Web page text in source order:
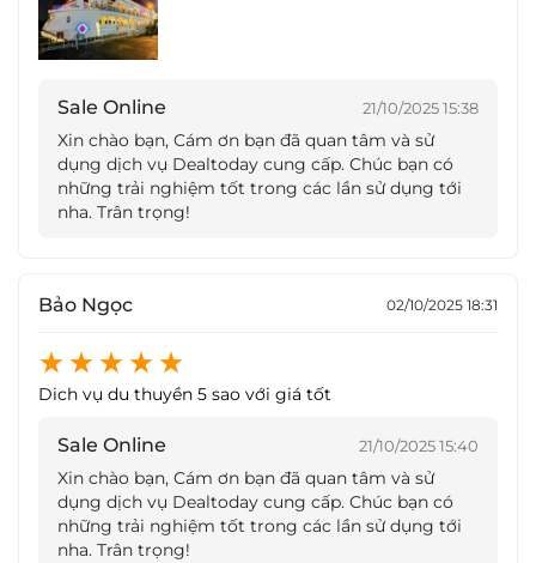
Trải nghiệm ăn tối trên Du Thuyền Indochina
Du Thuyền Indochina Star – Etoile de’l
Indochine xuất phát từ bến, đưa thực khách xuôi
dòng theo con sông Sài Gòn, đi qua những địa danh
nổi tiếng của Sài Thành. Du khách sẽ được ngắm
những giờ phút thư giãn mới mẻ và đầy thú
Ngoài việc tận hưởng không khí mát mẻ, chiêm
ngưỡng khung cảnh 2 bên dọc theo sông Sài Gòn
thì bạn còn được thưởng thức một bữa tối lãng mạn
với những món ăn chất lượng và ngon miệng.
Sale Online 21/10/2025 15:38
Xin chào bạn, Cám ơn bạn đã quan tâm và sử
dụng dịch vụ Dealtoday cung cấp. Chúc bạn có
những trải nghiệm tốt trong các lần sử dụng tới
nha. Trân trọng!
Bảo Ngọc 02/10/2025 18:31
Dich vụ du thuyền 5 sao với giá tốt
Sale Online 21/10/2025 15:40
Xin chào bạn, Cám ơn bạn đã quan tâm và sử
dụng dịch vụ Dealtoday cung cấp. Chúc bạn có
những trải nghiệm tốt trong các lần sử dụng tới
nha. Trân trọng!